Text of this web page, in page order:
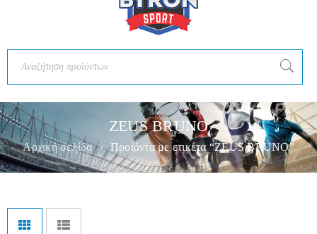
ZEUS BRUNO
Αρχική σελίδα › Προϊόντα με ετικέτα “ZEUS BRUNO”